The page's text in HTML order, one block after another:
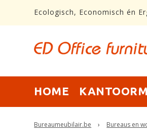
Ecologisch, Economisch én
HOME
Bureaumeubilair.be › Bureaus en